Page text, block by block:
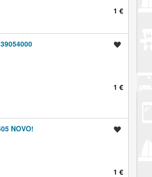
1 €
1 €
NOVO!
1 €